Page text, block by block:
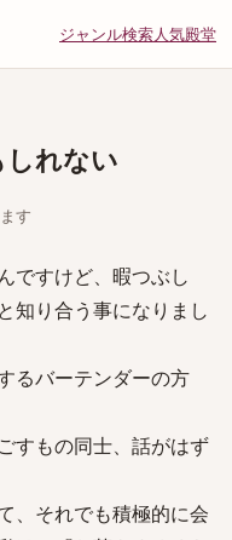
ジャンル検索人気殿堂
れない
す
ですけど、暇つぶし
知り合う事になりまし
るバーテンダーの方
すもの同士、話がはず
、それでも積極的に会